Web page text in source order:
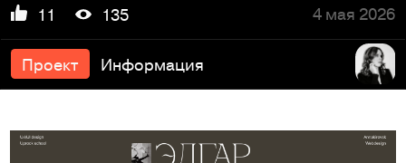
11 135 4 мая 2026
Проект Информация